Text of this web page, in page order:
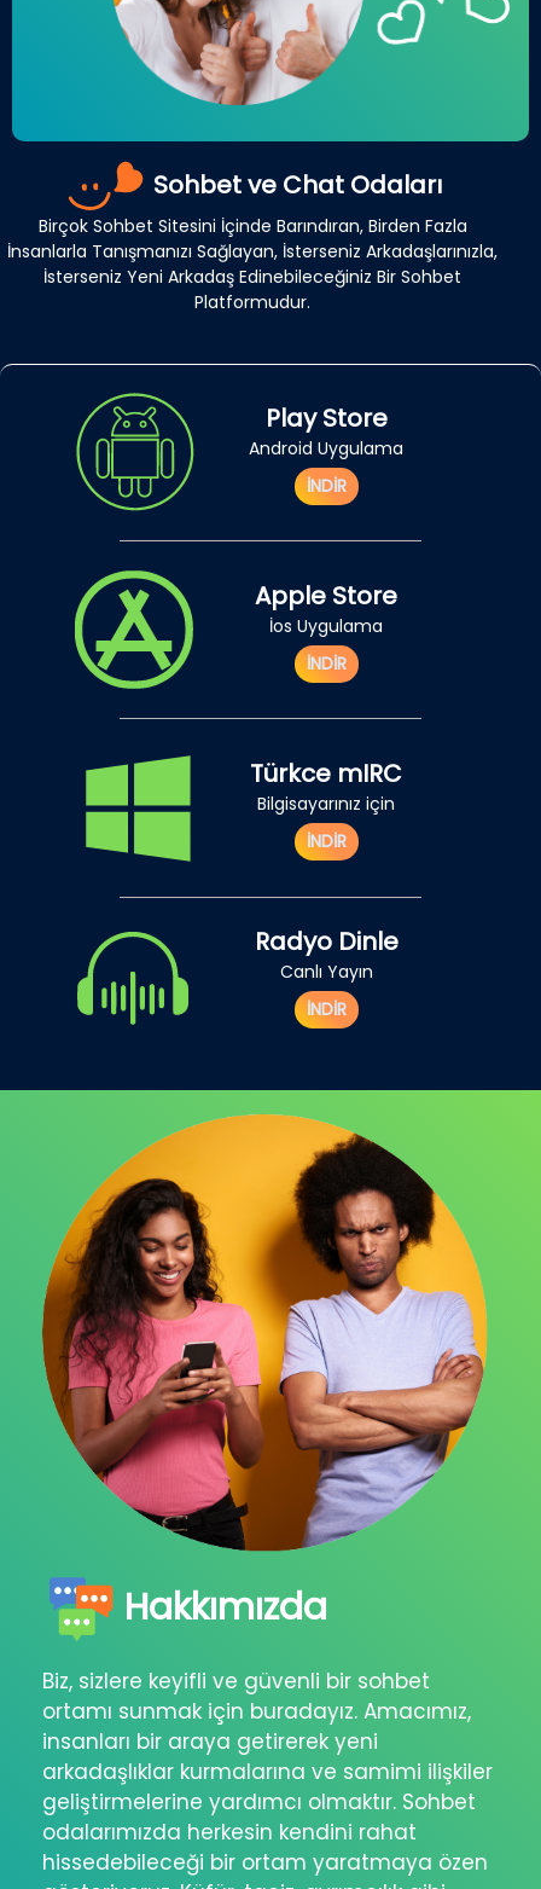
Sohbet ve Chat Odaları
Birçok Sohbet Sitesini İçinde Barındıran, Birden Fazla
İnsanlarla Tanışmanızı Sağlayan, İsterseniz Arkadaşlarınızla,
İsterseniz Yeni Arkadaş Edinebileceğiniz Bir Sohbet
Platformudur.
Play Store
Android Uygulama
İNDİR
Apple Store
İos Uygulama
İNDİR
Türkce mIRC
Bilgisayarınız için
İNDİR
Radyo Dinle
Canlı Yayın
İNDİR
Hakkımızda
Biz, sizlere keyifli ve güvenli bir sohbet
ortamı sunmak için buradayız. Amacımız,
insanları bir araya getirerek yeni
arkadaşlıklar kurmalarına ve samimi ilişkiler
geliştirmelerine yardımcı olmaktır. Sohbet
odalarımızda herkesin kendini rahat
hissedebileceği bir ortam yaratmaya özen